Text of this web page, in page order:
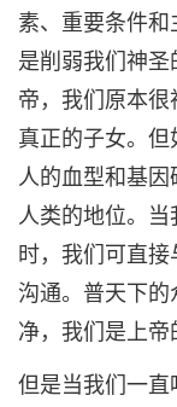
素、重要条件
是削弱我们神
帝，我们原本
真正的子女。
人的血型和基
人类的地位。
时，我们可直
沟通。普天下
净，我们是上帝
但是当我们一